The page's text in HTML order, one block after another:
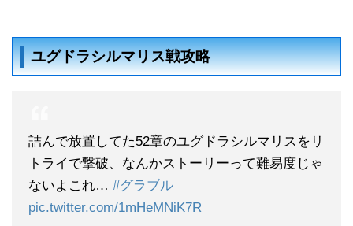
ユグドラシルマリス戦攻略
詰んで放置してた52章のユグドラシルマリスをリ
トライで撃破、なんかストーリーって難易度じゃ
ないよこれ… #グラブル
pic.twitter.com/1mHeMNiK7R